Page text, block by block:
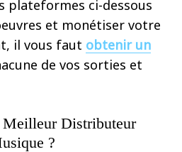
plateformes ci-dessous
et monétiser votre
il vous faut obtenir un
de vos sorties et
Distributeur
?